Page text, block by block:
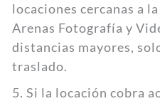
locaciones cercanas a
Arenas Fotografía y
distancias mayores,
traslado.
5. Si la locación cobra